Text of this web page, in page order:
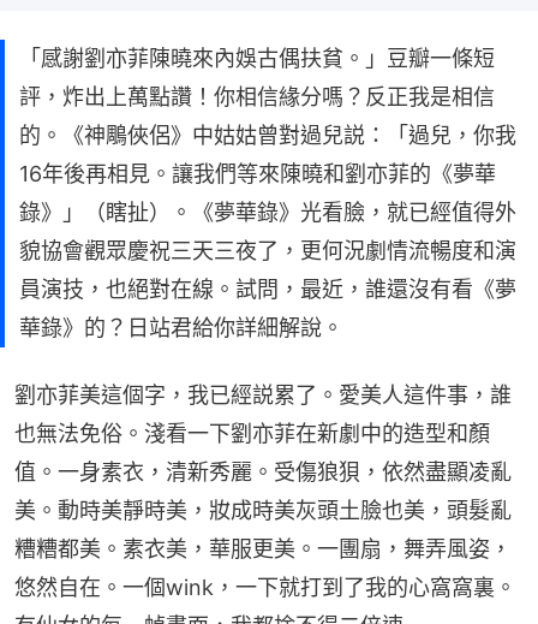
「感謝劉亦菲陳曉來內娛古偶扶貧。」豆瓣一條短
評，炸出上萬點讚！你相信緣分嗎？反正我是相信
的。《神鵰俠侶》中姑姑曾對過兒説：「過兒，你我
16年後再相見。讓我們等來陳曉和劉亦菲的《夢華
錄》」（瞎扯）。《夢華錄》光看臉，就已經值得外
貌協會觀眾慶祝三天三夜了，更何況劇情流暢度和演
員演技，也絕對在線。試問，最近，誰還沒有看《夢
華錄》的？日站君給你詳細解說。
劉亦菲美這個字，我已經説累了。愛美人這件事，誰
也無法免俗。淺看一下劉亦菲在新劇中的造型和顏
值。一身素衣，清新秀麗。受傷狼狽，依然盡顯凌亂
美。動時美靜時美，妝成時美灰頭土臉也美，頭髮亂
糟糟都美。素衣美，華服更美。一團扇，舞弄風姿，
悠然自在。一個wink，一下就打到了我的心窩窩裏。